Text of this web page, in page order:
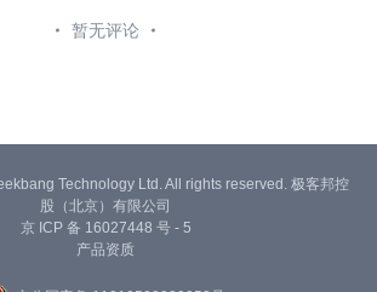
暂无评论
Technology Ltd. All rights reserved. 极客邦控
股（北京）有限公司
京 ICP 备 16027448 号 - 5
产品资质